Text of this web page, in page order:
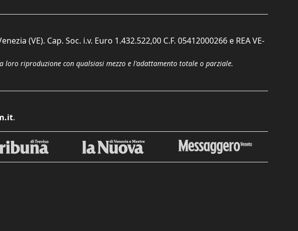
(VE). Cap. Soc. i.v. Euro 1.432.522,00 C.F. 05412000266 e REA VE-
riproduzione con qualsiasi mezzo e l'adattamento totale o parziale.
.